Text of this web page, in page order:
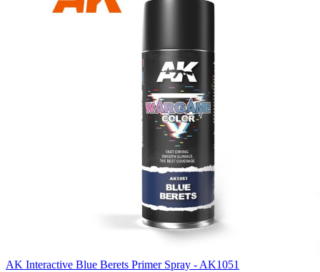
AK Interactive Blue Berets Primer Spray - AK1051